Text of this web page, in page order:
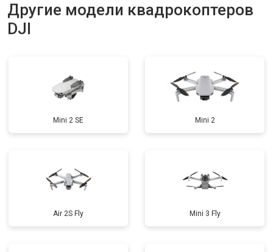
Другие модели квадрокоптеров
DJI
Mini 2 SE Mini 2
Air 2S Fly Mini 3 Fly